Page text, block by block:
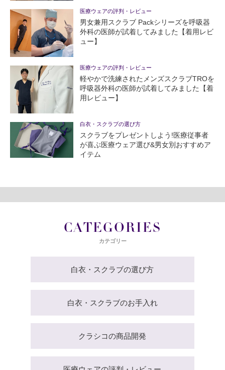
医療ウェアの評判・レビュー
男女兼用スクラブ Packシリーズを呼吸器
外科の医師が試着してみました【着用レビ
ュー】
医療ウェアの評判・レビュー
軽やかで洗練されたメンズスクラブTROを
呼吸器外科の医師が試着してみました【着
用レビュー】
白衣・スクラブの選び方
スクラブをプレゼントしよう!医療従事者
が喜ぶ医療ウェア選び&男女別おすすめア
イテム
CATEGORIES
カテゴリー
白衣・スクラブの選び方
白衣・スクラブのお手入れ
クラシコの商品開発